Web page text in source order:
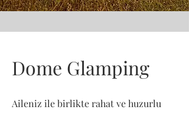
Dome Glamping
Aileniz ile birlikte rahat ve huzurlu